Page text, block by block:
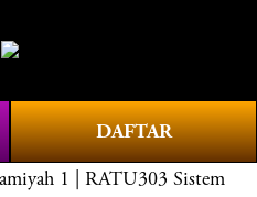
DAFTAR
1 | RATU303 Sistem